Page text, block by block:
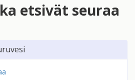
etsivät seuraa